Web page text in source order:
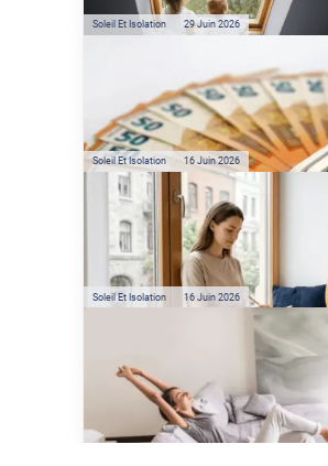
climatisation ?
Soleil Et Isolation 29 Juin 2026
Film anti-chaleur :
sont les économies
réelles ?
Soleil Et Isolation 16 Juin 2026
Préservez votre
la chaleur : les conseils
Jamy de C'est Pas
Soleil Et Isolation 16 Juin 2026
Comment protéger sa
maison de la chaleur
climatisation ?